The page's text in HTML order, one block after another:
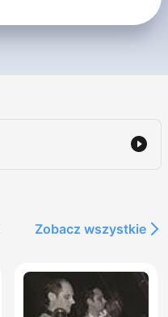
Zobacz wszystkie